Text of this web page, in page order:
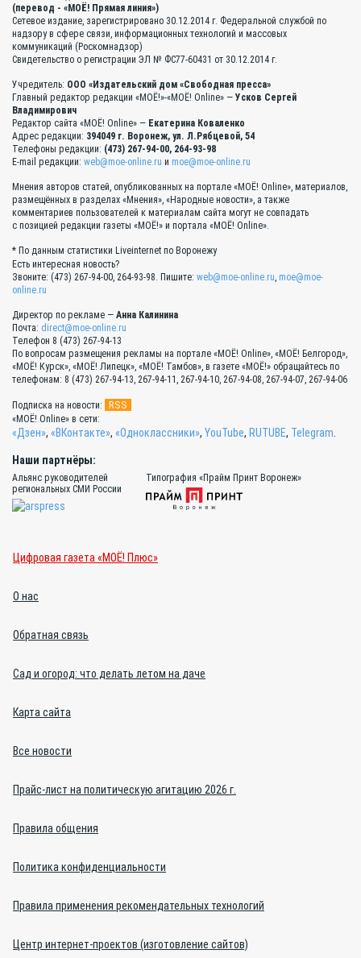
(перевод - «МОЁ! Прямая линия»)
Сетевое издание, зарегистрировано 30.12.2014 г. Федеральной службой по
надзору в сфере связи, информационных технологий и массовых
коммуникаций (Роскомнадзор)
Свидетельство о регистрации ЭЛ № ФС77-60431 от 30.12.2014 г.
Учредитель: ООО «Издательский дом «Свободная пресса»
Главный редактор редакции «МОЁ!»-«МОЁ! Online» — Усков Сергей
Владимирович
Редактор сайта «МОЁ! Online» — Екатерина Коваленко
Адрес редакции: 394049 г. Воронеж, ул. Л.Рябцевой, 54
Телефоны редакции: (473) 267-94-00, 264-93-98
E-mail редакции: web@moe-online.ru и moe@moe-online.ru
Мнения авторов статей, опубликованных на портале «МОЁ! Online», материалов,
размещённых в разделах «Мнения», «Народные новости», а также
комментариев пользователей к материалам сайта могут не совпадать
с позицией редакции газеты «МОЁ!» и портала «МОЁ! Online».
* По данным статистики Liveinternet по Воронежу
Есть интересная новость?
Звоните: (473) 267-94-00, 264-93-98. Пишите: web@moe-online.ru, moe@moe-
online.ru
Директор по рекламе — Анна Калинина
Почта: direct@moe-online.ru
Телефон 8 (473) 267-94-13
По вопросам размещения рекламы на портале «МОЁ! Online», «МОЁ! Белгород»,
«МОЁ! Курск», «МОЁ! Липецк», «МОЁ! Тамбов», в газете «МОЁ!» обращайтесь по
телефонам: 8 (473) 267-94-13, 267-94-11, 267-94-10, 267-94-08, 267-94-07, 267-94-06
Подписка на новости: RSS
«МОЁ! Online» в сети:
«Дзен», «ВКонтакте», «Одноклассники», YouTube, RUTUBE, Telegram
Наши партнёры:
Альянс руководителей
региональных СМИ России
Типография «Прайм Принт Воронеж»
Цифровая газета «МОЁ! Плюс»
О нас
Обратная связь
Сад и огород: что делать летом на даче
Карта сайта
Все новости
Прайс-лист на политическую агитацию 2026 г.
Правила общения
Политика конфиденциальности
Правила применения рекомендательных технологий
Центр интернет-проектов (изготовление сайтов)